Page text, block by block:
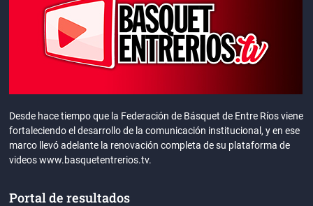
Desde hace tiempo que la Federación de Básquet de Entre Ríos viene
fortaleciendo el desarrollo de la comunicación institucional, y en ese
marco llevó adelante la renovación completa de su plataforma de
videos www.basquetentrerios.tv.
Portal de resultados